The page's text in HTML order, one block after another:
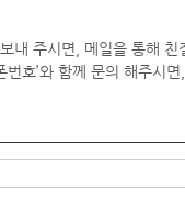
내 주시면, 메일을 통해 친
번호’와 함께 문의 해주시